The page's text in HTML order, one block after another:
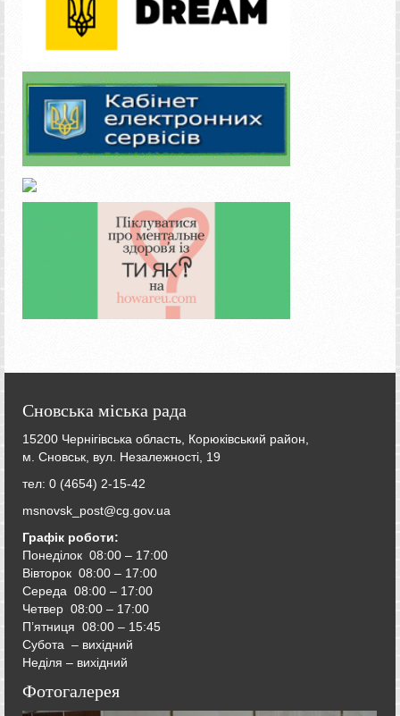
Сновська міська рада
15200 Чернігівська область, Корюківський район,
м. Сновськ, вул. Незалежності, 19
тел: 0 (4654) 2-15-42
msnovsk_post@cg.gov.ua
Графік роботи:
Понеділок 08:00 – 17:00
Вівторок 08:00 – 17:00
Середа 08:00 – 17:00
Четвер 08:00 – 17:00
П’ятниця 08:00 – 15:45
Субота – вихідний
Неділя – вихідний
Фотогалерея